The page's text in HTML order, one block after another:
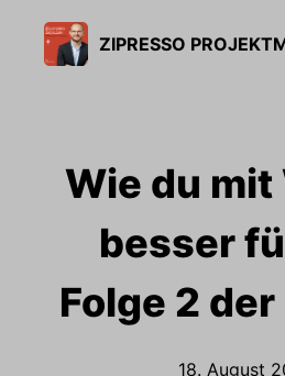
Wie du mit
besser
Folge 2
18. August